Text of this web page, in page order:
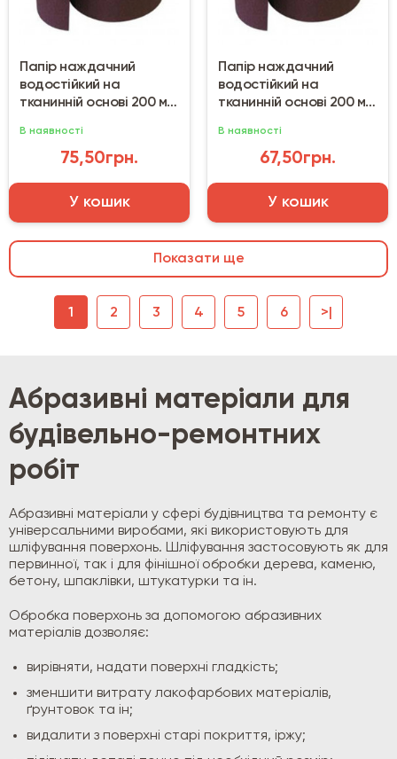
Папір наждачний
водостійкий на
тканинній основі 200 мм
В наявності
75,50грн.
У кошик
Папір наждачний
водостійкий на
тканинній основі 200 мм
В наявності
67,50грн.
У кошик
Показати ще
1 2 3 4 5 6 >|
Абразивні матеріали для
будівельно-ремонтних
робіт
Абразивні матеріали у сфері будівництва та ремонту є
універсальними виробами, які використовують для
шліфування поверхонь. Шліфування застосовують як для
первинної, так і для фінішної обробки дерева, каменю,
бетону, шпаклівки, штукатурки та ін.
Обробка поверхонь за допомогою абразивних
матеріалів дозволяє:
вирівняти, надати поверхні гладкість;
зменшити витрату лакофарбових матеріалів,
ґрунтовок та ін;
видалити з поверхні старі покриття, іржу;